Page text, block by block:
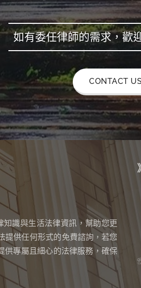
如有委任律師的需求，歡
CONTACT
識與生活法律資訊，幫助您更
提供任何形式的免費諮詢 ， 若您
供專屬且細心的法律服務，確保